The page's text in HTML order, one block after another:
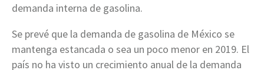
demanda interna de gasolina.
Se prevé que la demanda de gasolina de México se
mantenga estancada o sea un poco menor en 2019. El
país no ha visto un crecimiento anual de la demanda